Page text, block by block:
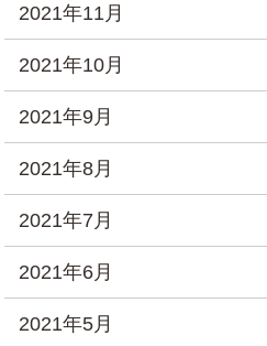
2021年11月
2021年10月
2021年9月
2021年8月
2021年7月
2021年6月
2021年5月